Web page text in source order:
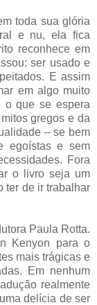
toda sua glória
e nu, ela fica
reconhece em
ser usado e
E assim
em algo muito
o que se espera
gregos e da
– se bem
egoístas e sem
Fora
o livro seja um
ter de ir trabalhar
Paula Rotta.
Kenyon para o
mais trágicas e
Em nenhum
realmente
delícia de ser